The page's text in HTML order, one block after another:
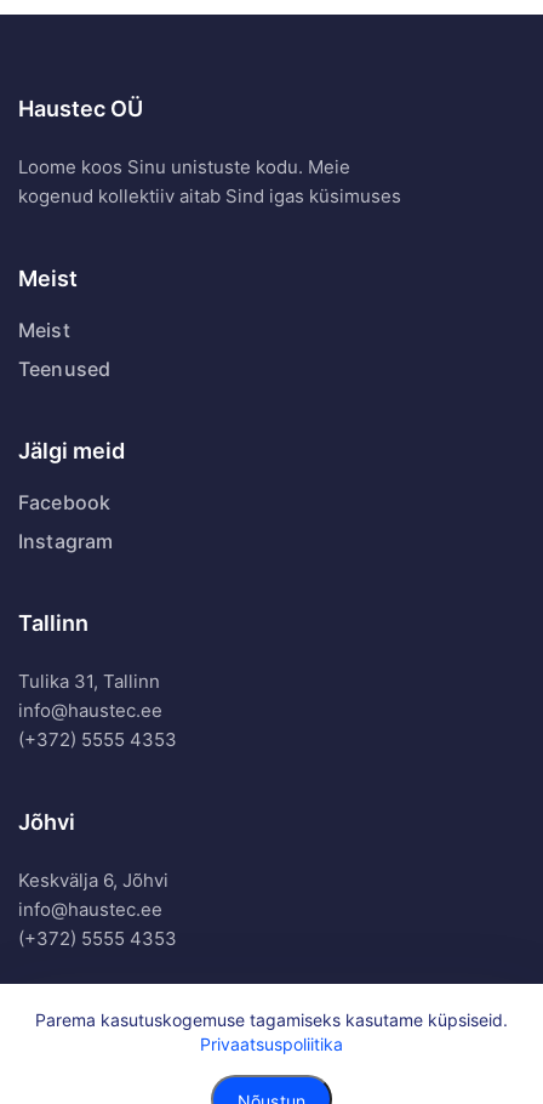
Haustec OÜ
Loome koos Sinu unistuste kodu. Meie
kogenud kollektiiv aitab Sind igas küsimuses
Meist
Meist
Teenused
Jälgi meid
Facebook
Instagram
Tallinn
Tulika 31, Tallinn
info@haustec.ee
(+372) 5555 4353
Jõhvi
Keskvälja 6, Jõhvi
info@haustec.ee
(+372) 5555 4353
Privaatsuspoliitika
Parema kasutuskogemuse tagamiseks kasutame küpsiseid.
Privaatsuspoliitika